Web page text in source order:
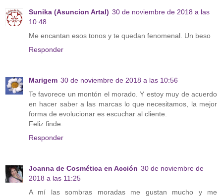
Sunika (Asuncion Artal) 30 de noviembre de 2018 a las
10:48
Me encantan esos tonos y te quedan fenomenal. Un beso
Responder
Marigem 30 de noviembre de 2018 a las 10:56
Te favorece un montón el morado. Y estoy muy de acuerdo
en hacer saber a las marcas lo que necesitamos, la mejor
forma de evolucionar es escuchar al cliente.
Feliz finde.
Responder
Joanna de Cosmética en Acción 30 de noviembre de
2018 a las 11:25
A mí las sombras moradas me gustan mucho y me